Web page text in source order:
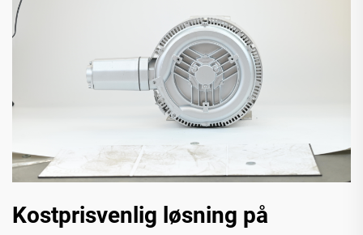
Kostprisvenlig løsning på